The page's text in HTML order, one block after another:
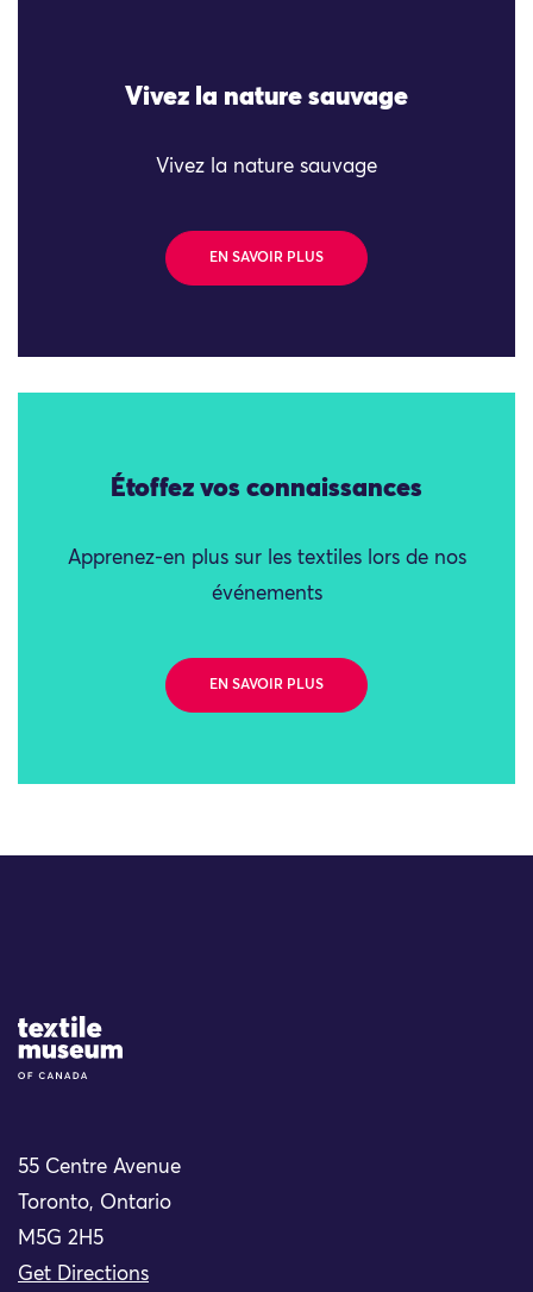
Vivez la nature sauvage
Vivez la nature sauvage
EN SAVOIR PLUS
Étoffez vos connaissances
Apprenez-en plus sur les textiles lors de nos
événements
EN SAVOIR PLUS
Site Logo
55 Centre Avenue
Toronto, Ontario
M5G 2H5
Get Directions